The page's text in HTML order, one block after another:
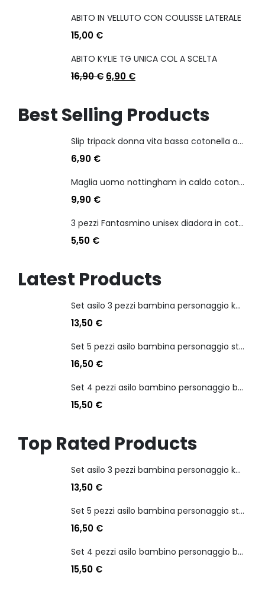
ABITO IN VELLUTO CON COULISSE LATERALE
15,00 €
ABITO KYLIE TG UNICA COL A SCELTA
16,90€ 6,90 €
Best Selling Products
Slip tripack donna vita bassa cotonella art 3165 in cotone elasticizzato
6,90 €
Maglia uomo nottingham in caldo cotone scollo a v manica lunga
9,90 €
3 pezzi Fantasmino unisex diadora in cotone mercerizzato tg dalla 35 alla 46
5,50 €
Latest Products
Set asilo 3 pezzi bambina personaggio kuromi
13,50 €
Set 5 pezzi asilo bambina personaggio stitch angel
16,50 €
Set 4 pezzi asilo bambino personaggio batman
15,50 €
Top Rated Products
Set asilo 3 pezzi bambina personaggio kuromi
13,50 €
Set 5 pezzi asilo bambina personaggio stitch angel
16,50 €
Set 4 pezzi asilo bambino personaggio batman
15,50 €